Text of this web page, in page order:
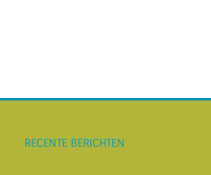
RECENTE BERICHTEN